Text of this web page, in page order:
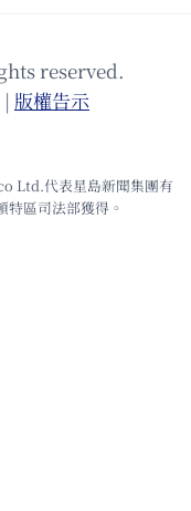
reserved.
| 版權告⽰
Ltd.代表星島新聞集團有
區司法部獲得。